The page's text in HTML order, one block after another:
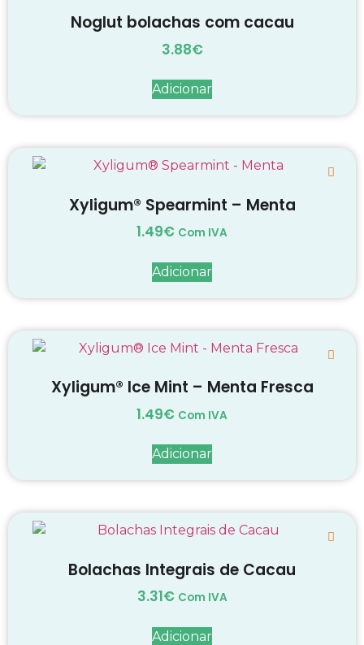
Noglut bolachas com cacau
3.88€
Adicionar
Xyligum® Spearmint – Menta
1.49€ Com IVA
Adicionar
Xyligum® Ice Mint – Menta Fresca
1.49€ Com IVA
Adicionar
Bolachas Integrais de Cacau
3.31€ Com IVA
Adicionar